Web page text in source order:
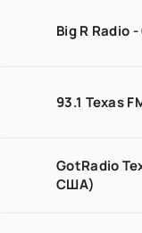
Big R Radio
93.1 Texas
GotRadio
США)